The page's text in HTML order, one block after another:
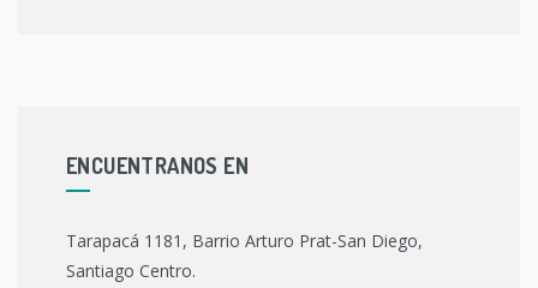
ENCUENTRANOS EN
Tarapacá 1181, Barrio Arturo Prat-San Diego,
Santiago Centro.